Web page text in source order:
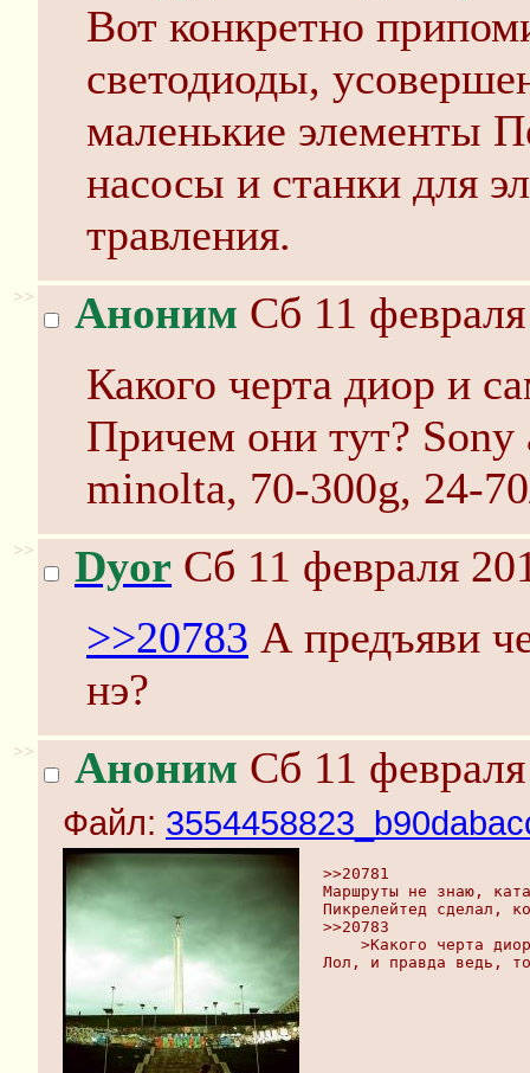
Вот конкретно
светодиоды,
маленькие элементы
насосы и станки для
травления.
>> Аноним Сб 11
Какого черта диор и
Причем они тут?
minolta, 70-300g, 24-
>> Dyor Сб 11 февраля
>>20783 А предъяви
нэ?
>> Аноним Сб 11
Файл:
>>20781
Маршруты не знаю,
Пикрелейтед сделал,
>>20783
>Какого черта
Лол, и правда ведь,